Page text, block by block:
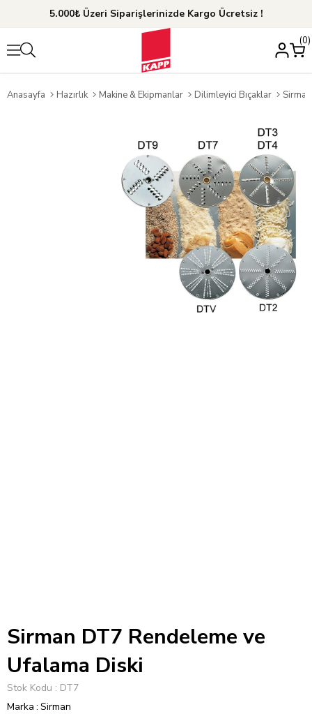
5.000₺ Üzeri Siparişlerinizde Kargo Ücretsiz !
0
Anasayfa Hazırlık Makine & Ekipmanlar Dilimleyici Bıçaklar
Sirman DT7 Rendeleme ve
Ufalama Diski
Stok Kodu
DT7
Marka : Sirman